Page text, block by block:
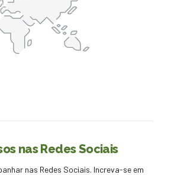
nas Redes Sociais
nas Redes Sociais. Increva-se em